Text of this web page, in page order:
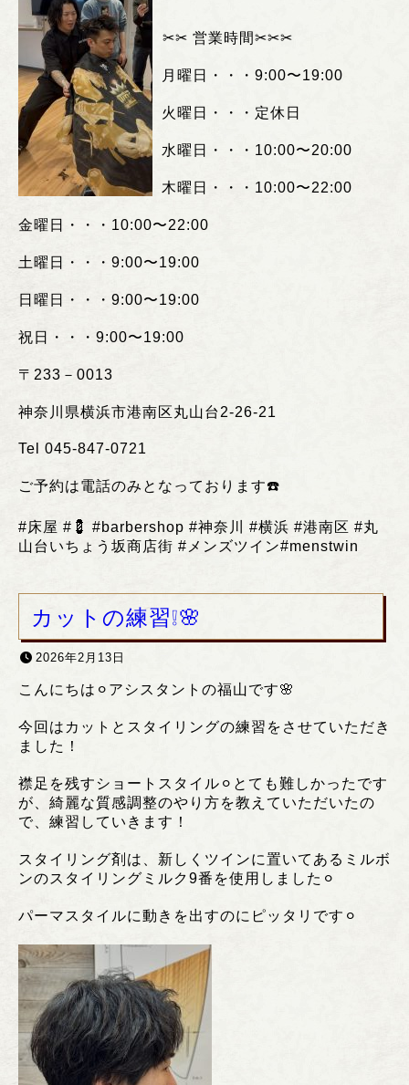
︎✂︎✂︎ 営業時間✂︎✂︎✂︎
月曜日・・・ 9:00〜19:00
火曜日・・・定休日
水曜日・・・ 10:00〜20:00
木曜日・・・ 10:00〜22:00
金曜日・・・ 10:00〜22:00
土曜日・・・ 9:00〜19:00
日曜日・・・ 9:00〜19:00
祝日・・・ 9:00〜19:00
〒 233 － 0013
神奈川県横浜市港南区丸山台 2-26-21
Tel 045-847-0721
ご予約は電話のみとなっております☎️
#床屋 #💈 #barbershop #神奈川 #横浜 #港南区 #丸
山台いちょう坂商店街 # メンズツイン#menstwin
カットの練習❕🌸
2026年2月13日
こんにちは⚪︎アシスタントの福山です🌸
今回はカットとスタイリングの練習をさせていただき
ました！
襟足を残すショートスタイル⚪︎とても難しかったです
が、綺麗な質感調整のやり方を教えていただいたの
で、練習していきます！
スタイリング剤は、新しくツインに置いてあるミルボ
ンのスタイリングミルク9番を使用しました⚪︎
パーマスタイルに動きを出すのにピッタリです⚪︎